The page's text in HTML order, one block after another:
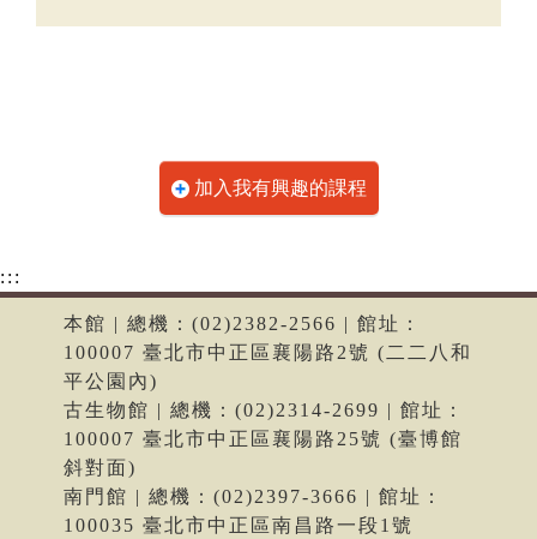
加入我有興趣的課程
:::
本館 | 總機：(02)2382-2566 | 館址：
100007 臺北市中正區襄陽路2號 (二二八和
平公園內)
古生物館 | 總機：(02)2314-2699 | 館址：
100007 臺北市中正區襄陽路25號 (臺博館
斜對面)
南門館 | 總機：(02)2397-3666 | 館址：
100035 臺北市中正區南昌路一段1號